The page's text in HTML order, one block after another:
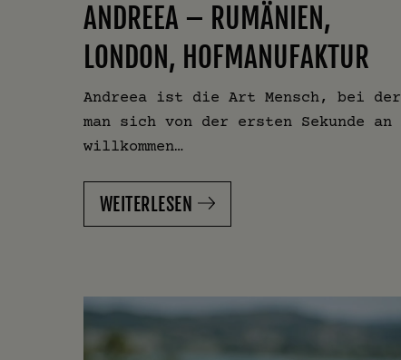
ANDREEA – RUMÄNIEN,
LONDON, HOFMANUFAKTUR
Andreea ist die Art Mensch, bei der
man sich von der ersten Sekunde an
willkommen…
WEITERLESEN